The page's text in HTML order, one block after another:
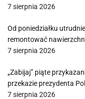
7 sierpnia 2026
Od poniedziałku
remontować
7 sierpnia 2026
„Zabijaj” piąte
przekazie prezydenta
7 sierpnia 2026